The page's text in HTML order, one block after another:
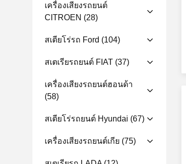
เครื่องเสียงรถยนต์
CITROEN (28)
สเตียโร่รถ Ford (104)
สเตเรียรถยนต์ FIAT (37)
เครื่องเสียงรถยนต์ฮอนด้า
(58)
สเตียโร่รถยนต์ Hyundai (67)
เครื่องเสียงรถยนต์เกีย (75)